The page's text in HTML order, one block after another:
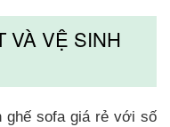
VÀ VỆ SINH
ghế sofa giá rẻ với số